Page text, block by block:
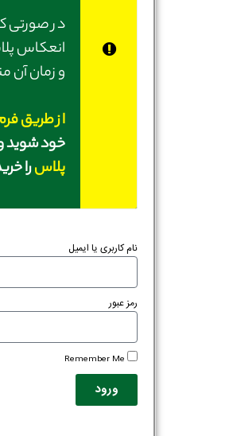
در صورتی‌
انعکاس
و زمان آن
از طریق
خود شوید
پلاسرا
نام کاربری یا ایمیل
رمز عبور
Remember Me
ورود